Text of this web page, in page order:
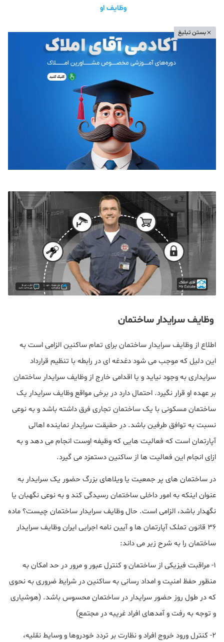
وظایف او
بستن تبلیغ
وظایف سرایدار ساختمان
اطلاع از وظایف سرایدار ساختمان برای تمام ساکنین الزامی است به
این دلیل که موجب می شود دغدغه ای در رابطه با تنظیم قرارداد
سرایداری به وجود نیاید و یا اقدامی خارج از وظایف سرایدار ساختمان
بر عهده او قرار نگیرد. احتمال دارد در برخی مواقع وظایف سرایدار یک
ساختمان مسکونی با یک ساختمان تجاری فرق داشته باشد و به نوعی
نسبت به توافق طرفین باشد. در حقیقت سرایدار نماینده اهالی
آپارتمان است که فعالیت هایی که وظیفه اوست انجام می دهد و به
ازای انجام این فعالیت ها از ساکنین دستمزد می گیرد.
در ساختمان های پر جمعیت یا ویلاهای بزرگ حضور یک سرایدار به
عنوان اینکه به امور داخلی ساختمان رسیدگی کند و به نوعی نگهبان یا
نگهدار باشد، الزامی است. حال وظایف سرایدار ساختمان چیست؟ ماده
۳۶ قانون تملک آپارتمان ها و آیین نامه اجرایی ایران وظایف سرایدار
ساختمان را به شرح زیر می داند:
۱- مراقبت فیزیکی از ساختمان و کنترل عبور و مرور در حد امکان به
منظور حفظ امنیت و امداد رسانی به ساکنین در شرایط ضروری به نحوی
که در طول روز حضور سرایدار در ساختمان محسوس باشد. (هوشیاری
و توجه به رفت و آمدهای افراد غریبه در مجتمع)
۲- کنترل ورود خروج افراد و نظارت بر تردد خودروها و وسایط نقلیه،